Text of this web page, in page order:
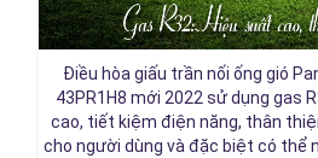
Điều hòa giấu trần nối ống gió
43PR1H8 mới 2022 sử dụng gas
cao, tiết kiệm điện năng, thân
cho người dùng và đặc biệt có thể